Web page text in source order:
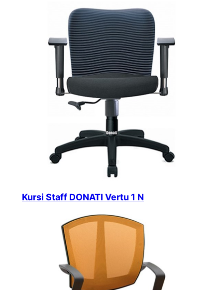
Kursi Staff DONATI Vertu 1 N